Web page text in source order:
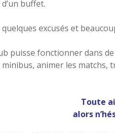
buffet.
excusés et
puisse fonctionner dans
animer les matchs,
Toute
alors